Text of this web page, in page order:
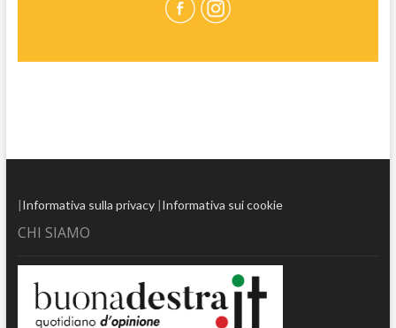
|Informativa sulla privacy|Informativa sui cookie
CHI SIAMO